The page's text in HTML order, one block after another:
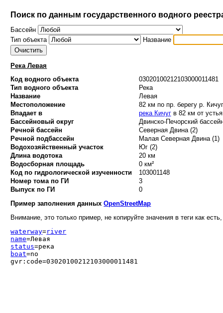
Поиск по данным государственного водного
Бассейн
Тип объекта
Название
Река Левая
Код водного объекта
03020100212103000011481
Тип водного объекта
Река
Название
Левая
Местоположение
82 км по пр. берегу р. Кичуг
Впадает в
река Кичугв 82 км от устья
Бассейновый округ
Двинско-Печорский
Речной бассейн
Северная Двина (2)
Речной подбассейн
Малая Северная Двина (1)
Водохозяйственный участок
Юг (2)
Длина водотока
20 км
Водосборная площадь
0 км²
Код по гидрологической изученности
103001148
Номер тома по ГИ
3
Выпуск по ГИ
0
Пример заполнения данныхOpenStreetMap
Внимание, это только пример, не копируйте значения в теги как
waterway=river
name=Левая
status=река
boat=no
gvr:code=03020100212103000011481